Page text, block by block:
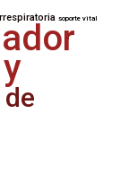
soporte vital